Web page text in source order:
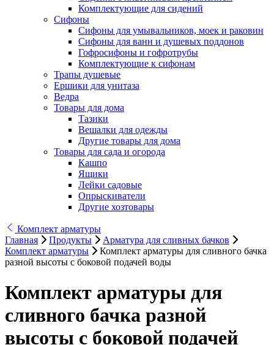
Комплектующие для сидений
Сифоны
Сифоны для умывальников, моек и раковин
Сифоны для ванн и душевых поддонов
Гофросифоны и гофротрубы
Комплектующие к сифонам
Трапы душевые
Ершики для унитаза
Ведра
Товары для дома
Тазики
Вешалки для одежды
Другие товары для дома
Товары для сада и огорода
Кашпо
Ящики
Лейки садовые
Опрыскиватели
Другие хозтовары
Комплект арматуры
Главная
Продукты
Арматура для сливных бачков
Комплект арматуры
Комплект арматуры для сливного бачка
разной высоты с боковой подачей воды
Комплект арматуры для
сливного бачка разной
высоты с боковой подачей